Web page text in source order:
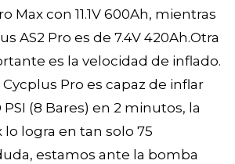
Max con 11.1V 600Ah, mientras
AS2 Pro es de 7.4V 420Ah.Otra
es la velocidad de inflado.
Pro es capaz de inflar
PSI (8 Bares) en 2 minutos, la
lo logra en tan solo 75
estamos ante la bomba